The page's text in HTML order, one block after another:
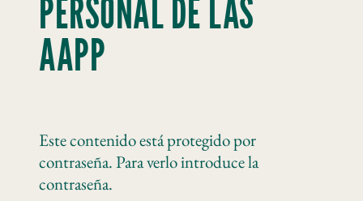
PERSONAL DE LAS
AAPP
Este contenido está protegido por
contraseña. Para verlo introduce la
contraseña.